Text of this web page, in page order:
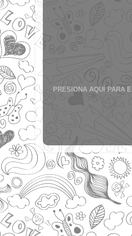
PRESIONA AQUÍ PARA